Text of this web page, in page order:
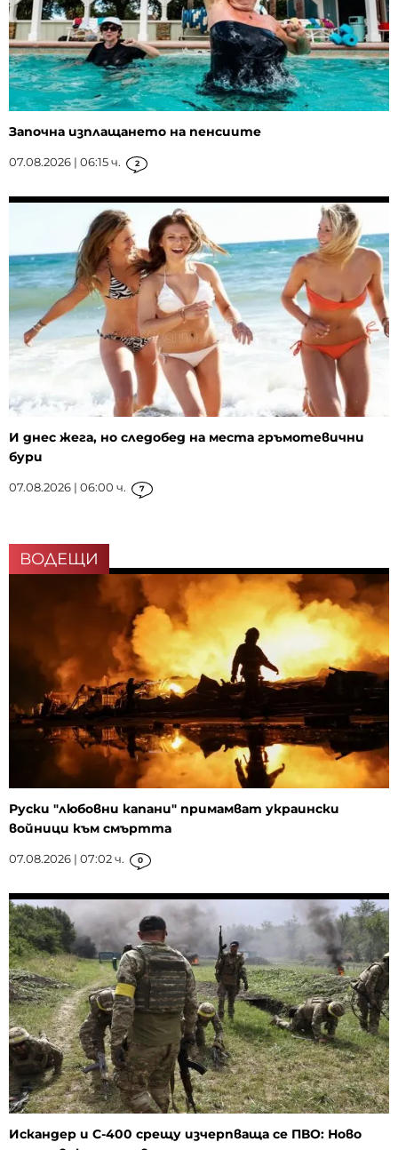
Започна изплащането на пенсиите
07.08.2026 | 06:15 ч. 2
И днес жега, но следобед на места гръмотевични
бури
07.08.2026 | 06:00 ч. 7
ВОДЕЩИ
Руски "любовни капани" примамват украински
войници към смъртта
07.08.2026 | 07:02 ч. 0
Искандер и С-400 срещу изчерпваща се ПВО: Ново